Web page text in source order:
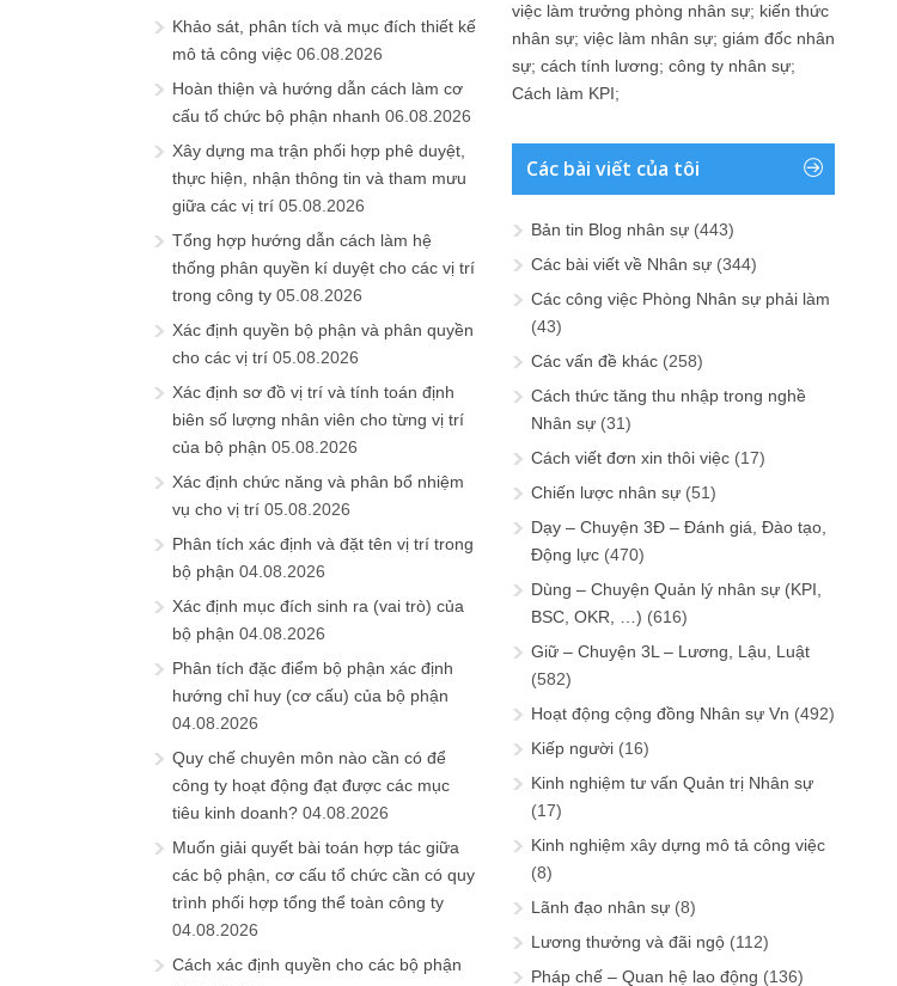
Khảo sát, phân tích và mục đích thiết kế
mô tả công việc 06.08.2026
Hoàn thiện và hướng dẫn cách làm cơ
cấu tổ chức bộ phận nhanh 06.08.2026
Xây dựng ma trận phối hợp phê duyệt,
thực hiện, nhận thông tin và tham mưu
giữa các vị trí 05.08.2026
Tổng hợp hướng dẫn cách làm hệ
thống phân quyền kí duyệt cho các vị trí
trong công ty 05.08.2026
Xác định quyền bộ phận và phân quyền
cho các vị trí 05.08.2026
Xác định sơ đồ vị trí và tính toán định
biên số lượng nhân viên cho từng vị trí
của bộ phận 05.08.2026
Xác định chức năng và phân bổ nhiệm
vụ cho vị trí 05.08.2026
Phân tích xác định và đặt tên vị trí trong
bộ phận 04.08.2026
Xác định mục đích sinh ra (vai trò) của
bộ phận 04.08.2026
Phân tích đặc điểm bộ phận xác định
hướng chỉ huy (cơ cấu) của bộ phận
04.08.2026
Quy chế chuyên môn nào cần có để
công ty hoạt động đạt được các mục
tiêu kinh doanh? 04.08.2026
Muốn giải quyết bài toán hợp tác giữa
các bộ phận, cơ cấu tổ chức cần có quy
trình phối hợp tổng thể toàn công ty
04.08.2026
Cách xác định quyền cho các bộ phận
việc làm trưởng phòng nhân sự; kiến thức
nhân sự; việc làm nhân sự; giám đốc nhân
sự; cách tính lương; công ty nhân sự;
Cách làm KPI;
Các bài viết của tôi
Bản tin Blog nhân sự (443)
Các bài viết về Nhân sự (344)
Các công việc Phòng Nhân sự phải làm
(43)
Các vấn đề khác (258)
Cách thức tăng thu nhập trong nghề
Nhân sự (31)
Cách viết đơn xin thôi việc (17)
Chiến lược nhân sự (51)
Dạy – Chuyện 3Đ – Đánh giá, Đào tạo,
Động lực (470)
Dùng – Chuyện Quản lý nhân sự (KPI,
BSC, OKR, …) (616)
Giữ – Chuyện 3L – Lương, Lậu, Luật
(582)
Hoạt động cộng đồng Nhân sự Vn (492)
Kiếp người (16)
Kinh nghiệm tư vấn Quản trị Nhân sự
(17)
Kinh nghiệm xây dựng mô tả công việc
(8)
Lãnh đạo nhân sự (8)
Lương thưởng và đãi ngộ (112)
Pháp chế – Quan hệ lao động (136)